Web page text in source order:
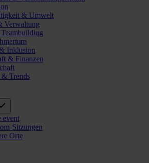
& Umwelt
Verwaltung
Inklusion
& Finanzen
Trends
event
Sitzungen
Orte